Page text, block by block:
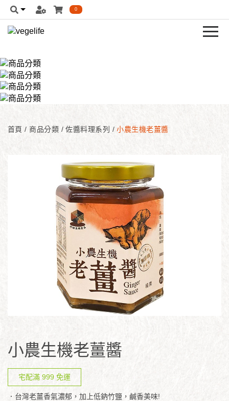
0
首頁/ 商品分類 /佐醬料理系列 / 小農生機老薑醬
小農生機老薑醬
宅配滿 999 免運
．台灣老薑香氣濃郁，加上低鈉竹鹽，鹹香美味!